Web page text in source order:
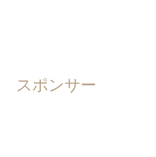
スポンサー